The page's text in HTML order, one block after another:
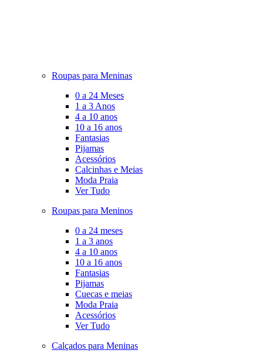
Roupas para Meninas
0 a 24 Meses
1 a 3 Anos
4 a 10 anos
10 a 16 anos
Fantasias
Pijamas
Acessórios
Calcinhas e Meias
Moda Praia
Ver Tudo
Roupas para Meninos
0 a 24 meses
1 a 3 anos
4 a 10 anos
10 a 16 anos
Fantasias
Pijamas
Cuecas e meias
Moda Praia
Acessórios
Ver Tudo
Calçados para Meninas